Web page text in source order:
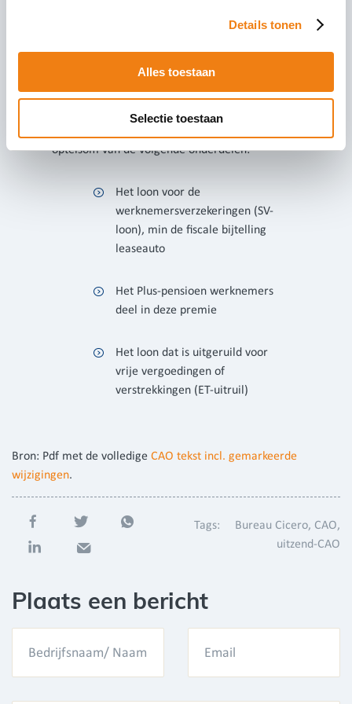
Details tonen
Alles toestaan
Selectie toestaan
gelden, waarna de Plus-regeling aanvangt. Er volgt
De grondslag voor de premieberekening wijzigt. Dit
geldt voor de Basisregeling en de Plusregeling. Er is
een verbreding van de grondslag, waarbij het
‘pensioengevend inkomen’ waarover premie
optelsom van de volgende onderdelen:
Het loon voor de
werknemersverzekeringen (SV-
loon), min de fiscale bijtelling
leaseauto
Het Plus-pensioen werknemers
deel in deze premie
Het loon dat is uitgeruild voor
vrije vergoedingen of
verstrekkingen (ET-uitruil)
Bron: Pdf met de volledige CAO tekst incl. gemarkeerde
wijzigingen.
Tags: Bureau Cicero CAO
uitzend-CAO
Plaats een bericht